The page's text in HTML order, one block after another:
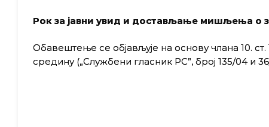
Рок за јавни увид и достављање мишљења о
Обавештење се објављује на основу члана 10.
средину („Службени гласник РС”, број 135/04 и